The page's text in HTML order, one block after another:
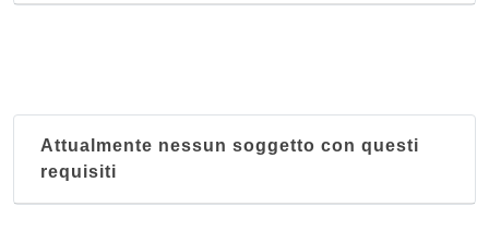
Attualmente nessun soggetto con questi
requisiti